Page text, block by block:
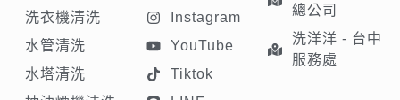
洗衣機清洗
水管清洗
水塔清洗
Instagram
YouTube
Tiktok
總公司
洗洋洋 - 台中
服務處